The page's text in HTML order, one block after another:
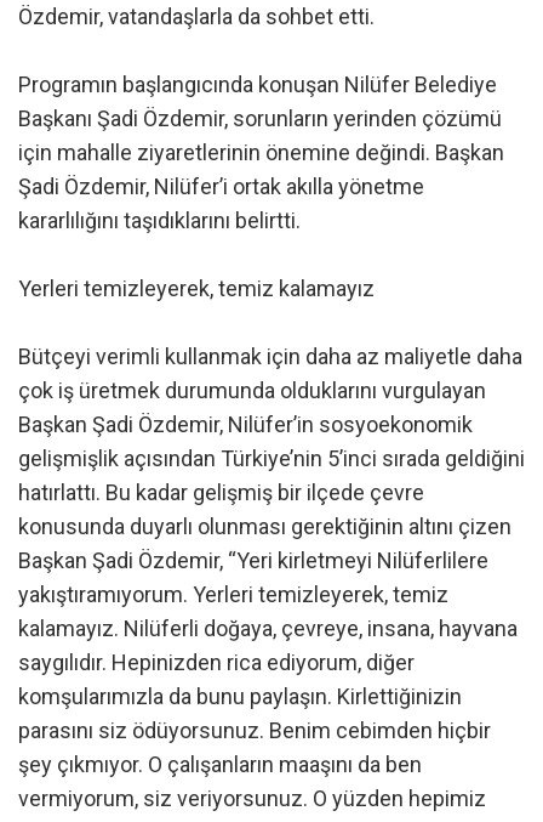
Özdemir, vatandaşlarla da sohbet etti.
Programın başlangıcında konuşan Nilüfer Belediye
Başkanı Şadi Özdemir, sorunların yerinden çözümü
için mahalle ziyaretlerinin önemine değindi. Başkan
Şadi Özdemir, Nilüfer’i ortak akılla yönetme
kararlılığını taşıdıklarını belirtti.
Yerleri temizleyerek, temiz kalamayız
Bütçeyi verimli kullanmak için daha az maliyetle daha
çok iş üretmek durumunda olduklarını vurgulayan
Başkan Şadi Özdemir, Nilüfer’in sosyoekonomik
gelişmişlik açısından Türkiye’nin 5’inci sırada geldiğini
hatırlattı. Bu kadar gelişmiş bir ilçede çevre
konusunda duyarlı olunması gerektiğinin altını çizen
Başkan Şadi Özdemir, “Yeri kirletmeyi Nilüferlilere
yakıştıramıyorum. Yerleri temizleyerek, temiz
kalamayız. Nilüferli doğaya, çevreye, insana, hayvana
saygılıdır. Hepinizden rica ediyorum, diğer
komşularımızla da bunu paylaşın. Kirlettiğinizin
parasını siz ödüyorsunuz. Benim cebimden hiçbir
şey çıkmıyor. O çalışanların maaşını da ben
vermiyorum, siz veriyorsunuz. O yüzden hepimiz